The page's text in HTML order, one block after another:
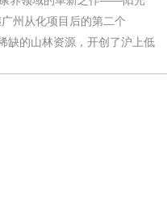
州从化项目后的第二个
缺的山林资源，开创了沪上低